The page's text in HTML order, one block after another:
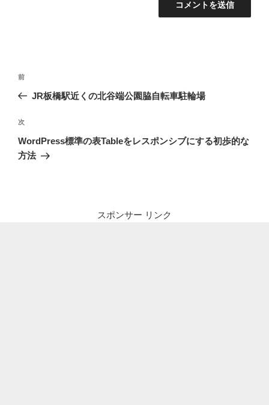
投
ビ
ゲ
ー
前
の
稿
前
JR板橋駅近くの北谷端公園脇自転車駐輪場
次
の
投
次
WordPress標準の表Tableをレスポンシブにする初歩的な
方法
スポンサー リンク